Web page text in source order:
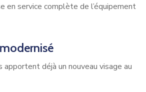
en service complète de l’équipement
apportent déjà un nouveau visage au